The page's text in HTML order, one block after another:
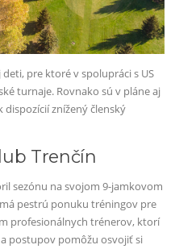
pre ktoré v spolupráci s US
turnaje. Rovnako sú v pláne aj
dispozícií znížený členský
Trenčín
sezónu na svojom 9-jamkovom
pestrú ponuku tréningov pre
profesionálnych trénerov, ktorí
postupov pomôžu osvojiť si